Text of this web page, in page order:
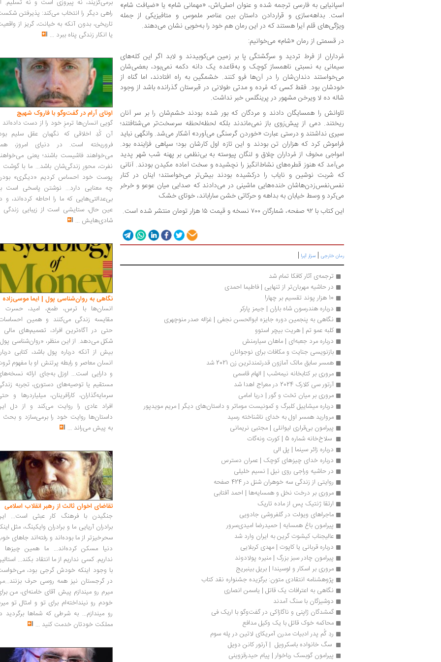
اسپانیایی به فارسی ترجمه شده و عنوان اصلی‌اش، «مهمانی شام» یا «ضیافت شام»
است. بداهه‌سازی و قراردادن داستان بین عناصر ملموس و متافیزیکی از جمله
ویژگی‌های قلم آیرا هستند که در این رمان هم خود را به‌خوبی نشان می‌دهند.
در قسمتی از رمان «شام» می‌خوانیم:
مُرداران از فرط تردید و سرگشتگی پا بر زمین می‌کوبیدند و لابد اگر این کله‌های
سیمانی به نسبتی ناهمساز کوچک و به‌قاعده یک دانه دکمه نمی‌بود، بعضی‌شان
می‌خواستند دندان‌شان را در آن‌ها فرو کنند. خشمگین به راه افتادند، اما گناه از
خودشان بود. فقط کسی که مُرده و مدتی طولانی در قبرستان گذرانده باشد از وجود
شاله ده لا ویرخن مشهور در پرینگلس خبر نداشت.
تاوانش را همسایگان دادند و مردگان که بور شده بودند خشم‌شان را بر سر آنان
ریختند. دمی از پیش‌رَوی باز نمی‌ماندند بلکه لحظه‌لحظه سرسخت‌تر می‌شتافتند؛
سیری نداشتند و درستی عبارت «خوردن گرسنگی می‌آورد» آشکار می‌شد. وانگهی نباید
فراموش کرد که هزاران تن بودند و این تازه اول کارشان بود؛ سپاهی فزاینده بود.
امواجی مخوف از مُرداران چلاق و لنگان پیوسته به بی‌نظمی بر پهنه شب شهر پدید
می‌آمد که هنوز قطره‌های نشاط‌انگیز را نچشیده و سخت آماده مکیدن بودند. آنانی
که شربت نوشین و نایاب را درکشیده بودند بیش‌تر می‌خواستند؛ اینان در کنار
نفس‌نفس‌زدن‌هاشان خنده‌هایی ماشینی در می‌دادند که صدایی میان عوعو و خرخر
می‌کرد و وسط خیابان به بداهه و حرکاتی خشن ساراباند، خوتای خشک
این کتاب با ۹۲ صفحه، شمارگان ۷۰۰ نسخه و قیمت ۱۵ هزار تومان منتشر شده است.
رمان خارجی | سزار آیرا |
ترجمه‌‌ی آثار کافکا تمام شد
در حاشیه مهربان‌تر از تنهایی | فاطیما احمدی
10 هزار پوند تقسیم بر چهار!
درباره هندرسون شاه باران | جیمز پارکر
نگاهی به پنجمین دوره‌ جایزه ابوالحسن نجفی | غزاله صدر منوچهری
کلبه عمو تم | هریت بیچر استوو
درباره مرد جعبه‌ای | ماهان سیارمنش
بازنویسی جنایت و مکافات برای نوجوانان
همسر سابق مالک آمازون قدرتمندترین زن 2021 شد
مروری بر کتابخانه نیمه‌شب | الهام قاسمی
آرتور سی کلارک 2024 در معراج اهدا شد
مروری بر میان تخت و گور | دریا امامی
درباره میشاییل کلبرگ و کمونیست موماتر و داستان‌های دیگر | مریم مویدپور
مروارید همسر اول به خدای ناشناخته رسید
پیرامون بی‌قراری لیوانلی | مجتبی نریمانی
سلاخ‌­خانه شماره 5 | کورت ونه‌گات
درباره زائر سینما | پل الی
درباره خدای چیزهای کوچک | عمران دسترس
در حاشیه وراجی روی نیل | نسیم خلیلی
روایتی از زندگی سه خوهران شنل در 424 صفحه
مروری بر درخت نخل و همسایه‌ها | احمد آفتابی
ارتقا ژنتیک پس از ماده تاریک
ماجراهای ویولت در گلفروشی جادویی
پیرامون باغ همسایه | حمیدرضا امیدی‌سرور
عالیجناب کیشوت گرین به ایران وارد شد
درباره قربانی یا کاپوت | مهدی کربلایی
پیرامون چادر سبز بزرگ | منیره پولادوند
مروری بر اسکار و لوسیندا | بریل بینبریج
پژوهشنامه انتقادی متون: برگزیده جشنواره نقد کتاب
نگاهی به اعترافات یک قاتل | یاسمن انصاری
دوشیزگان با سنگ آمدند
گمشدگان ژاپنی و ناگازاکی در گفت‌وگو با اریک فی
محاکمه خوک قاتل با یک وکیل مدافع
ردِ گُم پدر ادبیات مدرن آمریکای لاتین در پله سوم
سگ خانواده باسکرویل  | آرتور کانن دویل
پیرامون گوبسک رباخوار | پیام حیدرقزوینی
برمی‌گزیند، نه پیروزی است و نه تسلیم.
راهی دیگر را انتخاب می‌کند: پذیرفتن
تاریخی، بدون آنکه به خیانت، گریز از
یا انکار زندگی پناه ببرد ...
اونای آرام در گفت‌وگو با فاروک شهیچ‭
گویی انسان‌ها ترمزِ خود را از دست داده‌اند
آن کُدِ اخلاقی که نگهبان عقل سلیم
فروریخته است. در دنیای امروز،
می‌خواهند فاشیست باشند؛ یعنی
نفرت، محورِ زندگی‌شان باشد... ما با گوشت
پوست خود احساس کردیم «دیگری»
چه معنایی دارد... نوشتن پاسخی است
بی‌عدالتی‌هایی که ما را احاطه کرده‌اند، و
عین حال، ستایشی است از زیبایی زندگی
شادی‌هایش ...
نگاهی به روان‌شناسی پول | ایما موسی‌زاده
انسان‌ها با ترس، طمع، امید، حسرت
مقایسه زندگی می‌کنند و همین
حتی در آگاه‌ترین افراد، تصمیم‌های مالی
شکل می‌دهد. از این منظر، «روان‌شناسی
بیش از آنکه درباره پول باشد، کتابی
انسان معاصر و رابطه پرتنش او با مفهوم
و دارایی است... اوزل به‌جای ارائه
مستقیم یا توصیه‌های دستوری، تجربه
سرمایه‌گذاران، کارآفرینان، میلیاردرها و
افراد عادی را روایت می‌کند و از دل
داستان‌ها روایت خود را برمی‌سازد و بحث
به پیش می‌راند ...
تقاضای اخوان ثالث از رهبر انقلاب اسلامی
جنگیدن با فرهنگ کار عبثی است...
برادران آریایی ما و برادران وایکینگ، مثل
سحرخیزتر از ما بوده‌اند و رفته‌اند جاهای
دنیا مسکن کرده‌اند... ما همین چیزها
نداریم. کسی نداریم از ما انتقاد بکند...
با وجود اینکه خودش گرجی بود،
در گرجستان نیز همه روسی حرف
میرم رو میندازم پیش آقای خامنه‌ای، من
خودم رو نینداخته‌ام برای تو و امثال تو
رو میندازم... به شرطی که شماها برگردید
مملکت خودتان خدمت کنید ...